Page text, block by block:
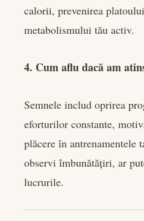
calorii, prevenirea
metabolismului tău activ.
4. Cum aflu dacă am
Semnele includ oprirea
eforturilor constante,
plăcere în antrenamentele
observi îmbunătățiri, ar
lucrurile.